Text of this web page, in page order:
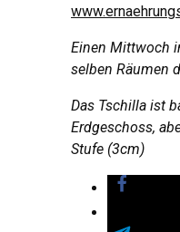
Einen Mittwoch
selben Räumen
Das Tschilla ist
Erdgeschoss,
Stufe (3cm)